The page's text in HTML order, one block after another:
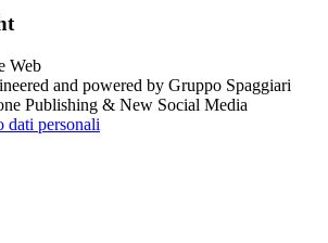
and powered by Gruppo Spaggiari
Publishing & New Social Media
dati personali